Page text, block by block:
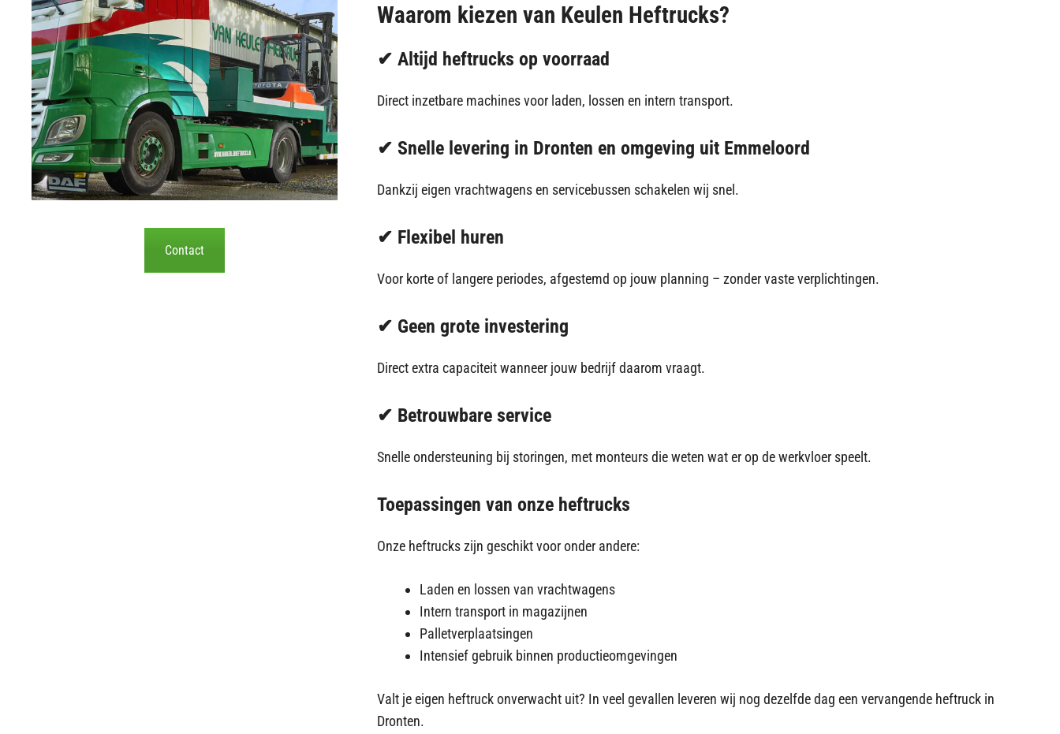
Contact
Waarom kiezen van Keulen Heftrucks?
✔ Altijd heftrucks op voorraad
Direct inzetbare machines voor laden, lossen en intern transport.
✔ Snelle levering in Dronten en omgeving uit Emmeloord
Dankzij eigen vrachtwagens en servicebussen schakelen wij snel.
✔ Flexibel huren
Voor korte of langere periodes, afgestemd op jouw planning – zonder vaste verplichtingen.
✔ Geen grote investering
Direct extra capaciteit wanneer jouw bedrijf daarom vraagt.
✔ Betrouwbare service
Snelle ondersteuning bij storingen, met monteurs die weten wat er op de werkvloer speelt.
Toepassingen van onze heftrucks
Onze heftrucks zijn geschikt voor onder andere:
Laden en lossen van vrachtwagens
Intern transport in magazijnen
Palletverplaatsingen
Intensief gebruik binnen productieomgevingen
Valt je eigen heftruck onverwacht uit? In veel gevallen leveren wij nog dezelfde dag een vervangende heftruck in
Dronten.